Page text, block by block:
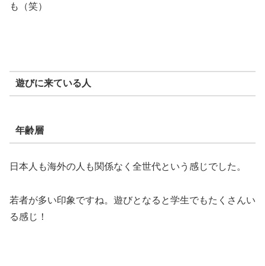
も（笑）
遊びに来ている人
年齢層
日本人も海外の人も関係なく全世代という感じでした。
若者が多い印象ですね。遊びとなると学生でもたくさんい
る感じ！